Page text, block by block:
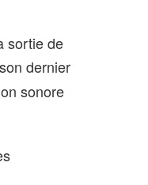
sortie de
dernier
sonore